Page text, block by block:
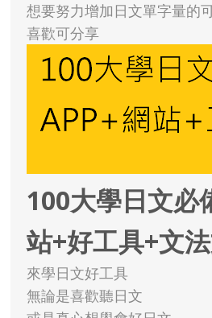
想要努力增加日文單字量的
喜歡可分享
100大學日文必
站+好工具+文
來學日文好工具
無論是喜歡聽日文